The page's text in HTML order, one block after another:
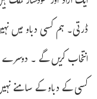
ڈرتی۔ ہم کسی دباو میں
انتخاب کریں گے ۔ دوسرے
کسی کے دباو کے سامنے